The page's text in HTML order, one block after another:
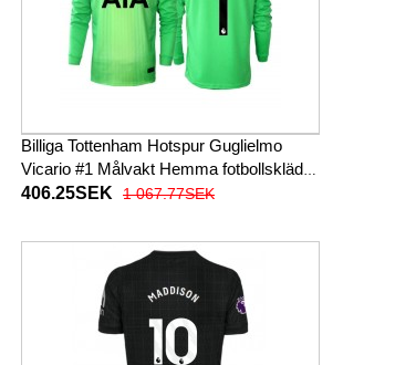
Billiga Tottenham Hotspur Guglielmo
Vicario #1 Målvakt Hemma fotbollskläder
2025-26 Långärmad
406.25SEK 1 067.77SEK